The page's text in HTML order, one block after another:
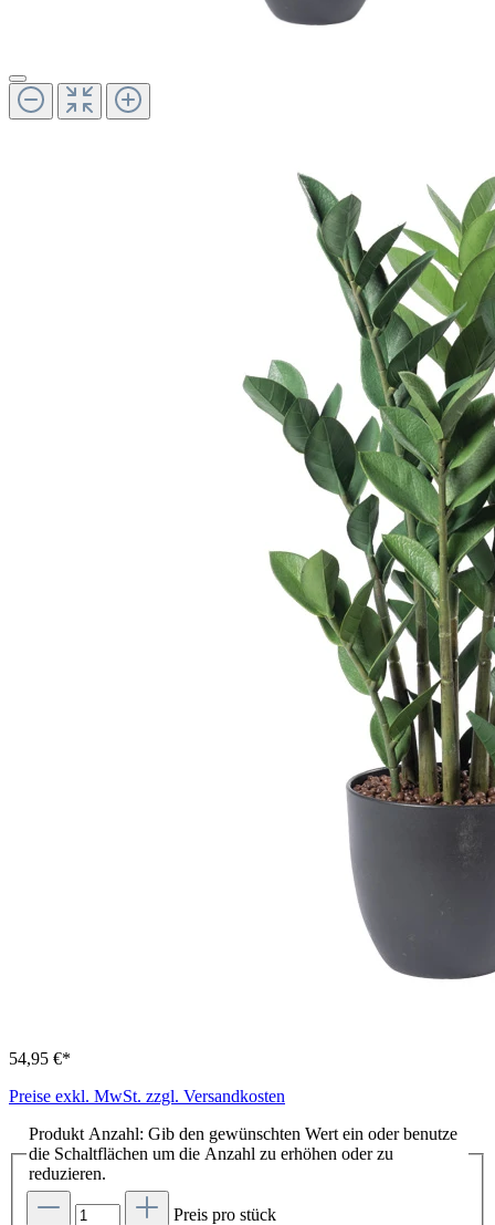
54,95 €*
Preise exkl. MwSt. zzgl. Versandkosten
Produkt Anzahl: Gib den gewünschten Wert ein oder benutze
die Schaltflächen um die Anzahl zu erhöhen oder zu
reduzieren.
Preis pro stück